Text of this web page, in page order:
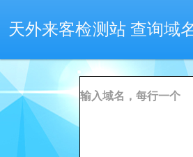
天外来客检测站 查询域